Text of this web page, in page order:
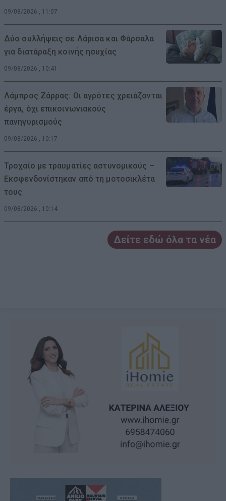
09/08/2026 , 11:07
Δύο συλλήψεις σε Λάρισα και Φάρσαλα
για διατάραξη κοινής ησυχίας
09/08/2026 , 10:41
Λάμπρος Ζάρρας: Οι αγρότες χρειάζονται
έργα, όχι επικοινωνιακούς
πανηγυρισμούς
09/08/2026 , 10:17
Τροχαίο με τραυματίες αστυνομικούς –
Εκσφενδονίστηκαν από τη μοτοσικλέτα
τους
09/08/2026 , 10:14
Δείτε εδώ όλα τα νέα